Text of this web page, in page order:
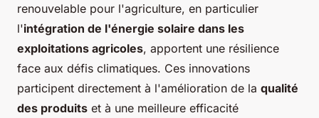
renouvelable pour l'agriculture, en particulier
l'intégration de l'énergie solaire dans les
exploitations agricoles, apportent une résilience
face aux défis climatiques. Ces innovations
participent directement à l'amélioration de la qualité
des produits et à une meilleure efficacité